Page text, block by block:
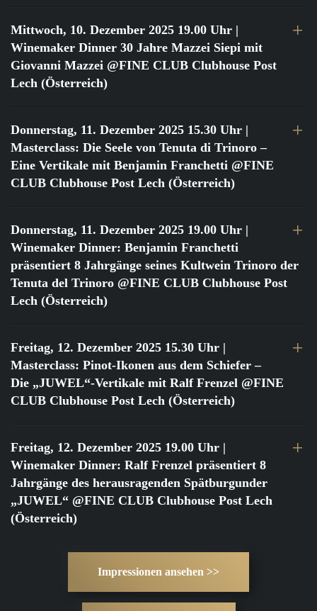
Mittwoch, 10. Dezember 2025 19.00 Uhr |
Winemaker Dinner 30 Jahre Mazzei Siepi mit
Giovanni Mazzei @FINE CLUB Clubhouse Post
Lech (Österreich)
Donnerstag, 11. Dezember 2025 15.30 Uhr |
Masterclass: Die Seele von Tenuta di Trinoro –
Eine Vertikale mit Benjamin Franchetti @FINE
CLUB Clubhouse Post Lech (Österreich)
Donnerstag, 11. Dezember 2025 19.00 Uhr |
Winemaker Dinner: Benjamin Franchetti
präsentiert 8 Jahrgänge seines Kultwein Trinoro der
Tenuta del Trinoro @FINE CLUB Clubhouse Post
Lech (Österreich)
Freitag, 12. Dezember 2025 15.30 Uhr |
Masterclass: Pinot-Ikonen aus dem Schiefer –
Die „JUWEL“-Vertikale mit Ralf Frenzel @FINE
CLUB Clubhouse Post Lech (Österreich)
Freitag, 12. Dezember 2025 19.00 Uhr |
Winemaker Dinner: Ralf Frenzel präsentiert 8
Jahrgänge des herausragenden Spätburgunder
„JUWEL“ @FINE CLUB Clubhouse Post Lech
(Österreich)
Impressionen ansehen >>